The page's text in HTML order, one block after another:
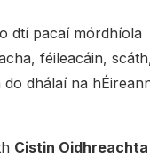
dtí pacaí mórdhíola
féileacáin,
dhálaí na
Cistin Oidhreachta